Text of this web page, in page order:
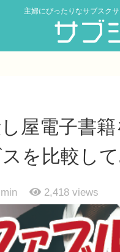
主婦にぴったりなサブスク
屋電子書
を比較して
2,418 views